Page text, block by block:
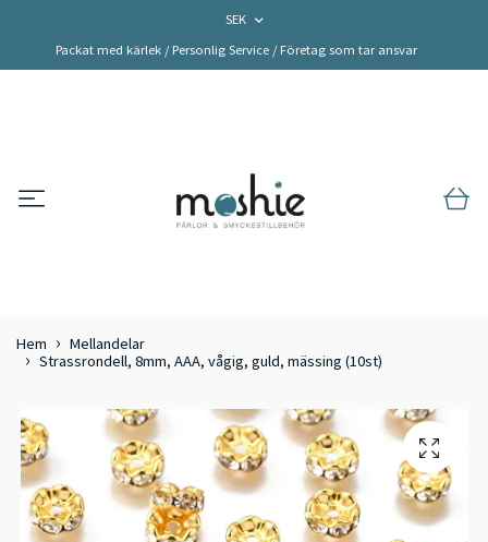
SEK
Packat med kärlek / Personlig Service / Företag som tar ansvar
Hem
Mellandelar
Strassrondell, 8mm, AAA, vågig, guld, mässing (10st)